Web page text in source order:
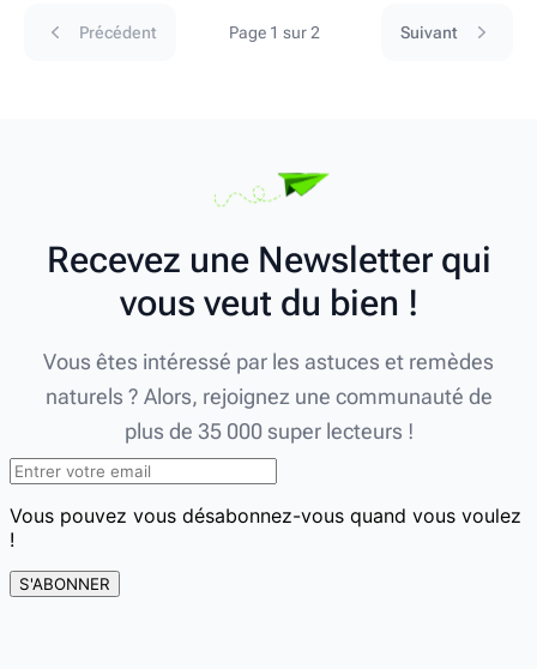
Précédent Page 1 sur 2 Suivant
Recevez une Newsletter qui
vous veut du bien !
Vous êtes intéressé par les astuces et remèdes
naturels ? Alors, rejoignez une communauté de
plus de 35 000 super lecteurs !